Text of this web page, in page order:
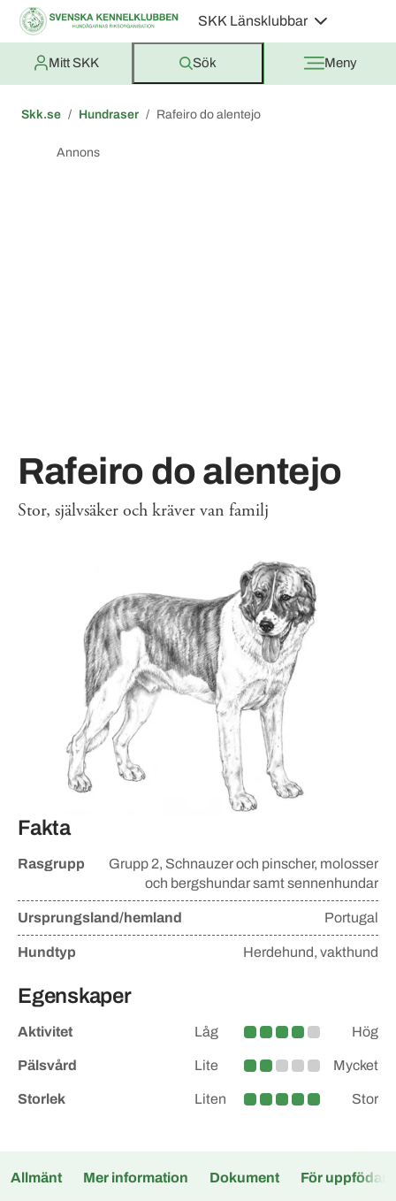
SKK Länsklubbar
Mitt SKK Sök Meny
Skk.se Hundraser Rafeiro do alentejo
Annons
Rafeiro do alentejo
Stor, självsäker och kräver van familj
Fakta
Rasgrupp Grupp 2, Schnauzer och pinscher, molosser
och bergshundar samt sennenhundar
Ursprungsland/hemland Portugal
Hundtyp Herdehund, vakthund
Egenskaper
Aktivitet Låg
Medelhög
Hög
Pälsvård Lite
Lite större
Mycket
Storlek Liten
Mycket
Stor
Allmänt Mer information Dokument För uppfödare